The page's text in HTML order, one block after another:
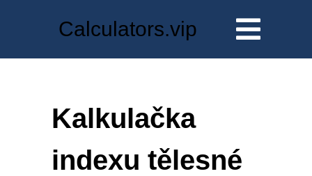
Calculators.vip
Kalkulačka
indexu tělesné